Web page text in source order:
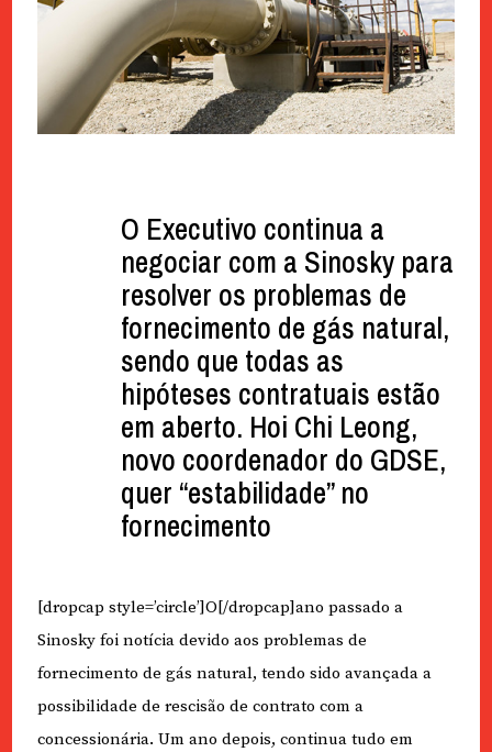
O Executivo continua a
negociar com a Sinosky para
resolver os problemas de
fornecimento de gás natural,
sendo que todas as
hipóteses contratuais estão
em aberto. Hoi Chi Leong,
novo coordenador do GDSE,
quer “estabilidade” no
fornecimento
[dropcap style=’circle’]O[/dropcap]ano passado a
Sinosky foi notícia devido aos problemas de
fornecimento de gás natural, tendo sido avançada a
possibilidade de rescisão de contrato com a
concessionária. Um ano depois, continua tudo em